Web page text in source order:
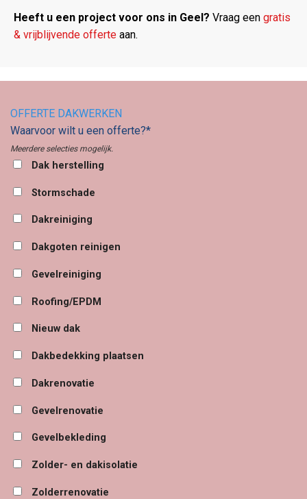
Heeft u een project voor ons in Geel? Vraag een gratis
& vrijblijvende offerte aan.
OFFERTE DAKWERKEN
Waarvoor wilt u een offerte?*
Meerdere selecties mogelijk.
Dak herstelling
Stormschade
Dakreiniging
Dakgoten reinigen
Gevelreiniging
Roofing/EPDM
Nieuw dak
Dakbedekking plaatsen
Dakrenovatie
Gevelrenovatie
Gevelbekleding
Zolder- en dakisolatie
Zolderrenovatie